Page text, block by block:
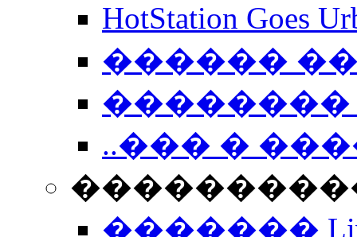
HotStation
������
��������
..��� �
����������
�������